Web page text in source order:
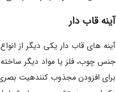
آینه قاب دار
آینه های قاب دار یکی دیگر از
جنس چوب، فلز یا مواد دیگر
برای افزودن مجذوب کنندهیت